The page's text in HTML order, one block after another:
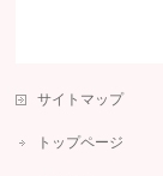
サイトマップ
トップページ